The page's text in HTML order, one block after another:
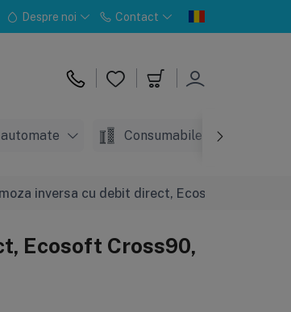
Despre noi Contact
Consumabile
inversa cu debit direct, Ecosoft
Ecosoft Cross90,